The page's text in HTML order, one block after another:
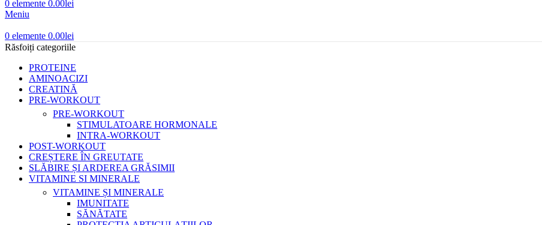
0 elemente 0.00lei
Meniu
0 elemente 0.00lei
Răsfoiți categoriile
PROTEINE
AMINOACIZI
CREATINĂ
PRE-WORKOUT
PRE-WORKOUT
STIMULATOARE HORMONALE
INTRA-WORKOUT
POST-WORKOUT
CREȘTERE ÎN GREUTATE
SLĂBIRE ȘI ARDEREA GRĂSIMII
VITAMINE SI MINERALE
VITAMINE ȘI MINERALE
IMUNITATE
SĂNĂTATE